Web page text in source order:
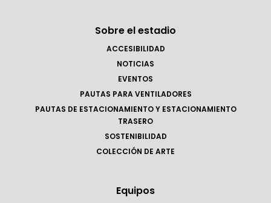
Sobre el estadio
ACCESIBILIDAD
NOTICIAS
EVENTOS
PAUTAS PARA VENTILADORES
PAUTAS DE ESTACIONAMIENTO Y ESTACIONAMIENTO
TRASERO
SOSTENIBILIDAD
COLECCIÓN DE ARTE
Equipos